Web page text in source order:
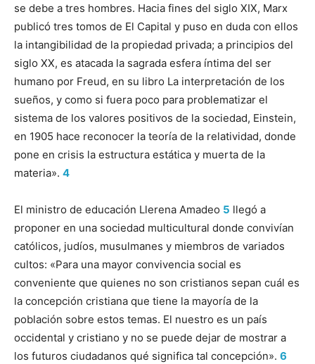
se debe a tres hombres. Hacia fines del siglo XIX, Marx
publicó tres tomos de El Capital y puso en duda con ellos
la intangibilidad de la propiedad privada; a principios del
siglo XX, es atacada la sagrada esfera íntima del ser
humano por Freud, en su libro La interpretación de los
sueños, y como si fuera poco para problematizar el
sistema de los valores positivos de la sociedad, Einstein,
en 1905 hace reconocer la teoría de la relatividad, donde
pone en crisis la estructura estática y muerta de la
materia». 4
El ministro de educación Llerena Amadeo 5 llegó a
proponer en una sociedad multicultural donde convivían
católicos, judíos, musulmanes y miembros de variados
cultos: «Para una mayor convivencia social es
conveniente que quienes no son cristianos sepan cuál es
la concepción cristiana que tiene la mayoría de la
población sobre estos temas. El nuestro es un país
occidental y cristiano y no se puede dejar de mostrar a
los futuros ciudadanos qué significa tal concepción». 6